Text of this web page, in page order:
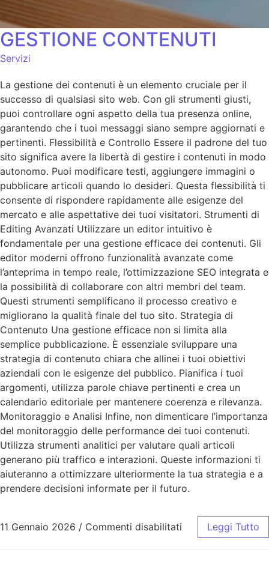
GESTIONE CONTENUTI
Servizi
La gestione dei contenuti è un elemento cruciale per il
successo di qualsiasi sito web. Con gli strumenti giusti,
puoi controllare ogni aspetto della tua presenza online,
garantendo che i tuoi messaggi siano sempre aggiornati e
pertinenti. Flessibilità e Controllo Essere il padrone del tuo
sito significa avere la libertà di gestire i contenuti in modo
autonomo. Puoi modificare testi, aggiungere immagini o
pubblicare articoli quando lo desideri. Questa flessibilità ti
consente di rispondere rapidamente alle esigenze del
mercato e alle aspettative dei tuoi visitatori. Strumenti di
Editing Avanzati Utilizzare un editor intuitivo è
fondamentale per una gestione efficace dei contenuti. Gli
editor moderni offrono funzionalità avanzate come
l’anteprima in tempo reale, l’ottimizzazione SEO integrata e
la possibilità di collaborare con altri membri del team.
Questi strumenti semplificano il processo creativo e
migliorano la qualità finale del tuo sito. Strategia di
Contenuto Una gestione efficace non si limita alla
semplice pubblicazione. È essenziale sviluppare una
strategia di contenuto chiara che allinei i tuoi obiettivi
aziendali con le esigenze del pubblico. Pianifica i tuoi
argomenti, utilizza parole chiave pertinenti e crea un
calendario editoriale per mantenere coerenza e rilevanza.
Monitoraggio e Analisi Infine, non dimenticare l’importanza
del monitoraggio delle performance dei tuoi contenuti.
Utilizza strumenti analitici per valutare quali articoli
generano più traffico e interazioni. Queste informazioni ti
aiuteranno a ottimizzare ulteriormente la tua strategia e a
prendere decisioni informate per il futuro.
11 Gennaio 2026 / Commenti disabilitati Leggi Tutto